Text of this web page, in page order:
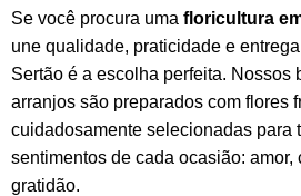
Se você procura uma floricultura
une qualidade, praticidade e
Sertão é a escolha perfeita. Nossos
arranjos são preparados com flores
cuidadosamente selecionadas para
sentimentos de cada ocasião: amor,
gratidão.